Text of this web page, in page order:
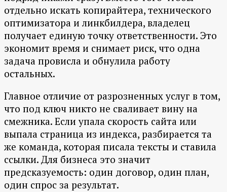
отдельно искать копирайтера, технического
оптимизатора и линкбилдера, владелец
получает единую точку ответственности. Это
экономит время и снимает риск, что одна
задача провисла и обнулила работу
остальных.
Главное отличие от разрозненных услуг в том,
что под ключ никто не сваливает вину на
смежника. Если упала скорость сайта или
выпала страница из индекса, разбирается та
же команда, которая писала тексты и ставила
ссылки. Для бизнеса это значит
предсказуемость: один договор, один план,
один спрос за результат.